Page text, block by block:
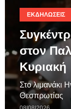
ΕΚΔΗΛΏΣΕΙΣ
στον
Κυριακή
Στο λιμανάκι
Θεσπρωτίας